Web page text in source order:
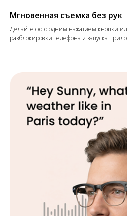
Мгновенная съемка без рук
Делайте фото одним нажатием кнопки
разблокировки телефона и запуска